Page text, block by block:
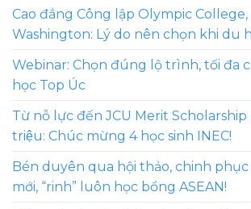
Cao đẳng Công lập Olympic College,
Washington: Lý do nên chọn khi du
Webinar: Chọn đúng lộ trình, tối đa
học Top Úc
Từ nỗ lực đến JCU Merit
triệu: Chúc mừng 4 học sinh INEC!
Bén duyên qua hội thảo, chinh
mới, “rinh” luôn học bổng ASEAN!